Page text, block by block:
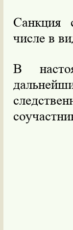
Санкция
числе в
В